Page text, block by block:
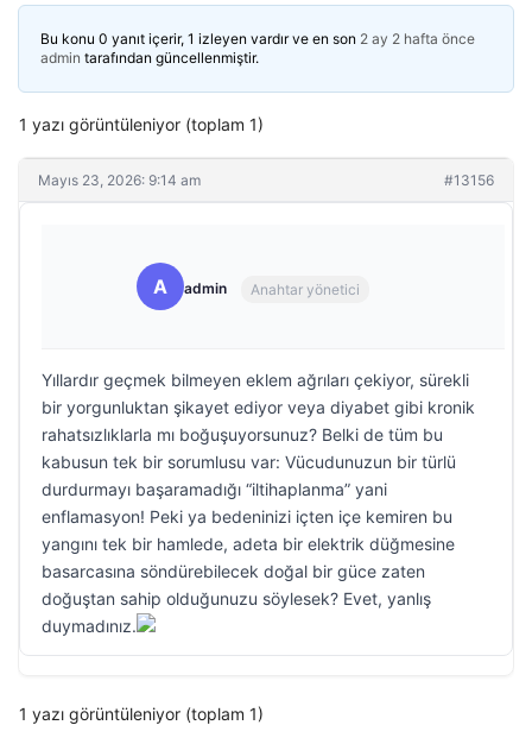
Bu konu 0 yanıt içerir, 1 izleyen vardır ve en son 2 ay 2 hafta önce
admin tarafından güncellenmiştir.
1 yazı görüntüleniyor (toplam 1)
Mayıs 23, 2026: 9:14 am #13156
A admin Anahtar yönetici
Yıllardır geçmek bilmeyen eklem ağrıları çekiyor, sürekli
bir yorgunluktan şikayet ediyor veya diyabet gibi kronik
rahatsızlıklarla mı boğuşuyorsunuz? Belki de tüm bu
kabusun tek bir sorumlusu var: Vücudunuzun bir türlü
durdurmayı başaramadığı “iltihaplanma” yani
enflamasyon! Peki ya bedeninizi içten içe kemiren bu
yangını tek bir hamlede, adeta bir elektrik düğmesine
basarcasına söndürebilecek doğal bir güce zaten
doğuştan sahip olduğunuzu söylesek? Evet, yanlış
duymadınız.
1 yazı görüntüleniyor (toplam 1)